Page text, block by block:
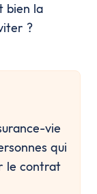
bien la
?
vie
qui
le contrat